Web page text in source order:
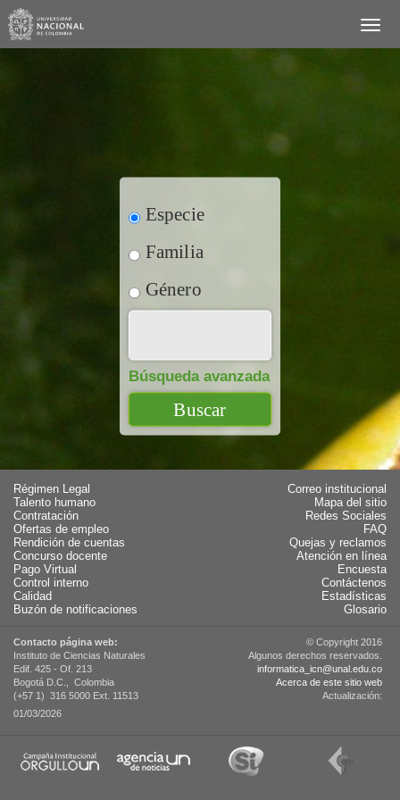
Especie
Familia
Género
Búsqueda avanzada
Régimen Legal
Talento humano
Contratación
Ofertas de empleo
Rendición de cuentas
Concurso docente
Pago Virtual
Control interno
Calidad
Buzón de notificaciones
Correo institucional
Mapa del sitio
Redes Sociales
FAQ
Quejas y reclamos
Atención en línea
Encuesta
Contáctenos
Estadísticas
Glosario
Contacto página web:
Instituto de Ciencias Naturales
Edif. 425 - Of. 213
Bogotá D.C., Colombia
(+57 1) 316 5000 Ext. 11513
© Copyright 2016
Algunos derechos reservados.
informatica_icn@unal.edu.co
Acerca de este sitio web
Actualización:
01/03/2026